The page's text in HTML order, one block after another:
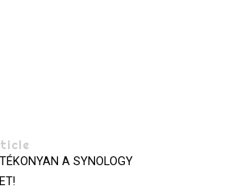
A SYNOLOGY